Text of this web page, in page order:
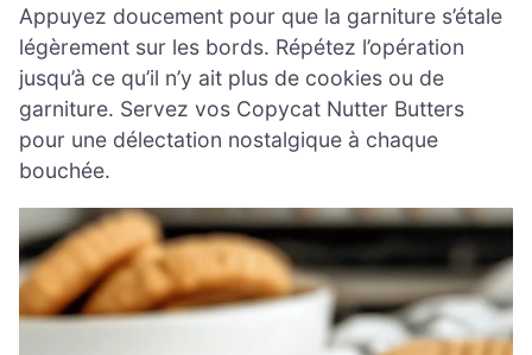
Appuyez doucement pour que la garniture s’étale
légèrement sur les bords. Répétez l’opération
jusqu’à ce qu’il n’y ait plus de cookies ou de
garniture. Servez vos Copycat Nutter Butters
pour une délectation nostalgique à chaque
bouchée.